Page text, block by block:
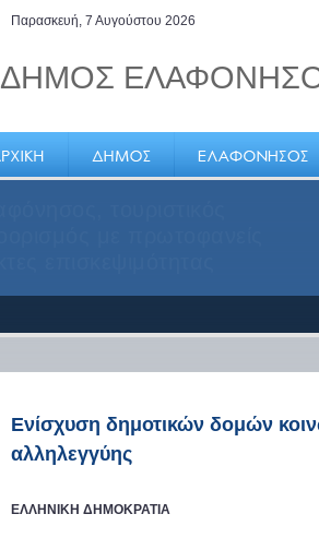
Παρασκευή, 7 Αυγούστου 2026
ΔΗΜΟΣ
Ενίσχυση δημοτικών δομών
αλληλεγγύης
ΕΛΛΗΝΙΚΗ